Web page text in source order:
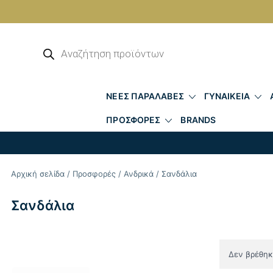
προϊόντων
ΝΕΕΣ ΠΑΡΑΛΑΒΕΣ ΓΥΝΑΙΚΕΙΑ
ΠΡΟΣΦΟΡΕΣ BRANDS
Αρχική σελίδα / Προσφορές / Ανδρικά / Σανδάλια
Σανδάλια
Δεν